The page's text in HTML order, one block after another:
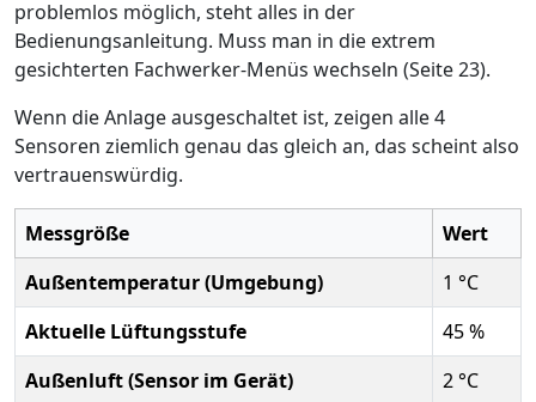
problemlos möglich, steht alles in der
Bedienungsanleitung. Muss man in die extrem
gesichterten Fachwerker-Menüs wechseln (Seite 23).
Wenn die Anlage ausgeschaltet ist, zeigen alle 4
Sensoren ziemlich genau das gleich an, das scheint also
vertrauenswürdig.
Messgröße
Wert
Außentemperatur (Umgebung)
1 °C
Aktuelle Lüftungsstufe
45 %
Außenluft (Sensor im Gerät)
2 °C